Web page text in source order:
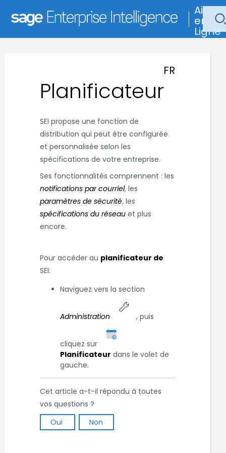
Aide
en
Ligne
FR
Planificateur
SEI propose une fonction de
distribution qui peut être configurée
et personnalisée selon les
spécifications de votre entreprise.
Ses fonctionnalités comprennent : les
notifications par courriel, les
paramètres de sécurité, les
spécifications du réseauet plus
encore.
Pour accéder au planificateur de
SEI:
Naviguez vers la section
Administration , puis
cliquez sur
Planificateur dans le volet de
gauche.
Cet article a-t-il répondu à toutes
vos questions ?
Oui
Non